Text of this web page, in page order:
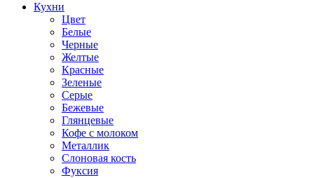
Кухни
Цвет
Белые
Черные
Желтые
Красные
Зеленые
Серые
Бежевые
Глянцевые
Кофе с молоком
Металлик
Слоновая кость
Фуксия